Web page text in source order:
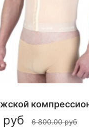
6 800.00 руб